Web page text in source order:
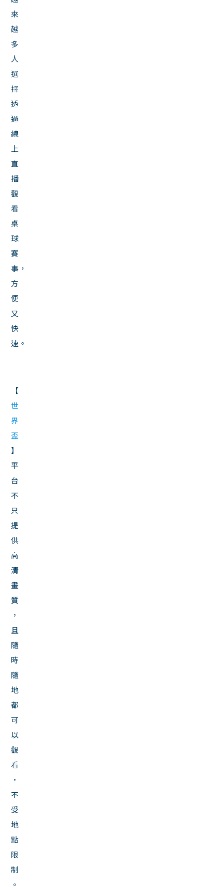
來
越
多
人
選
擇
透
過
線
上
直
播
觀
看
桌
球
賽
事，
方
便
又
快
速。
【
世
界
盃
】
平
台
不
只
提
供
高
清
畫
質
，
且
隨
時
隨
地
都
可
以
觀
看
，
不
受
地
點
限
制
。